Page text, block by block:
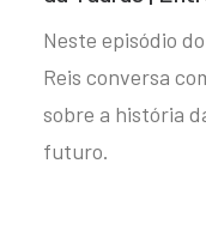
Neste episódio
Reis conversa
sobre a história
futuro.